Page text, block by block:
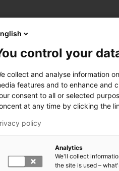
control your
collect and analyse information
features and to enhance and
consent to all or selected
at any time by clicking the
policy
Analytics
We'll collect
the site is used –